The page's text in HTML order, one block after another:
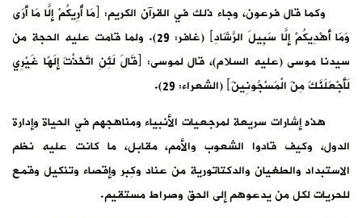
وكما قال فرعون، وجاء ذلك في القرآن الكريم: ﴿مَا أُرِيكُمْ إِلَّا مَا أَرَى
وَمَا أَهْدِيكُمْ إِلَّا سَبِيلَ الرَّشَادِ﴾ (غافر: 29). ولما قامت عليه الحجة من
سيدنا موسى (عليه السلام)، قال لموسى: ﴿قَالَ لَئِنِ اتَّخَذْتَ إِلَهًا غَيْرِي
لَأَجْعَلَنَّكَ مِنَ الْمَسْجُونِينَ﴾ (الشعراء: 29).
هذه إشارات سريعة لمرجعيات الأنبياء ومناهجهم في الحياة وإدارة
الدول، وكيف قادوا الشعوب والأمم، مقابل، ما كانت عليه نظم
الاستبداد والطغيان والدكتاتورية من عناد وكِبر وإقصاء وتنكيل وقمع
للحريات لكل من يدعوهم إلى الحق وصراط مستقيم.